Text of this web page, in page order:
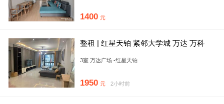
1400 元
整租 | 红星天铂 紧邻大学城 万达 万科
3室 万达广场 -红星天铂
1950 元 2小时前